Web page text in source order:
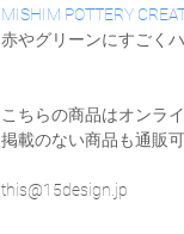
MISHIM POTTERY
赤やグリーンにすごく
こちらの商品はオンラ
掲載のない商品も通販
this@15design.jp